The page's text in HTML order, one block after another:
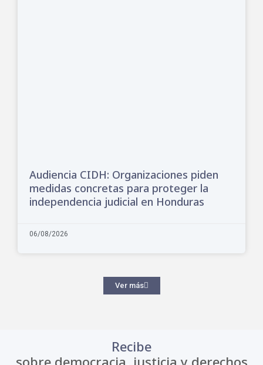
Audiencia CIDH: Organizaciones piden
medidas concretas para proteger la
independencia judicial en Honduras
06/08/2026
Ver más
Recibe
sobre democracia, justicia y derechos